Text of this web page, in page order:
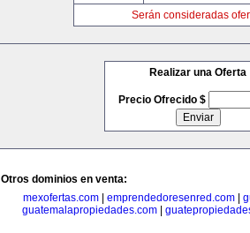
Serán consideradas
Realizar una Oferta
Precio Ofrecido $
Otros dominios en venta:
mexofertas.com
emprendedoresenred.com
guatemalapropiedades.com|